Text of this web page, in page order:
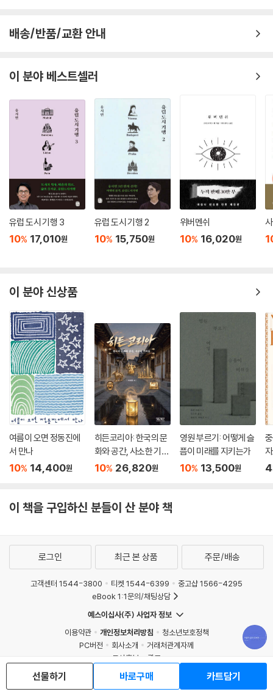
배송/반품/교환 안내
이 분야 베스트셀러
유럽 도시 기행 3
10% 17,010원
유럽 도시 기행 2
10% 15,750원
위버멘쉬
10% 16,020원
이 분야 신상품
여름이 오면 정동진에
서 만나
10% 14,400원
히든코리아: 한국의 문
화와 공간, 사소한 기적
들
10% 26,820원
영원 부르기: 어떻게 슬
픔이 미래를 지키는가
10% 13,500원
이 책을 구입하신 분들이 산 분야 책
선물하기 바로구매 카트담기
로그인 최근 본 상품 주문/배송
고객센터 1544-3800 티켓 1544-6399
중고샵 1566-4295
eBook 1:1문의/채팅상담
예스이십사(주) 사업자 정보
이용약관
개인정보처리방침
청소년보호정책
PC버전
회사소개
거래처관계자께
도서홍보
광고
Copyright © YES24 Corp. All Rights Reserved.
MATOM2